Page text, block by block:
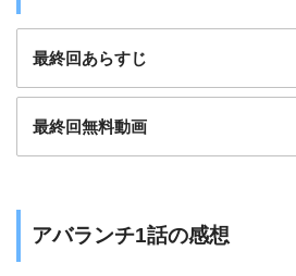
最終回あらすじ
最終回無料動画
アバランチ1話の感想